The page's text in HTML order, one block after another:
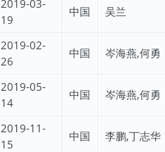
2019-03-
19
中国 吴兰
2019-02-
26
中国 岑海燕,何勇
2019-05-
14
中国 岑海燕,何勇
2019-11-
15
中国 李鹏,丁志华